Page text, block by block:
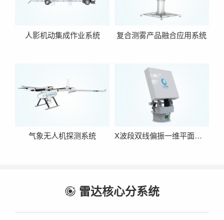
人影机动集成作业系统 复合测雾产品融合应用系统
气象无人机探测系统 X波段双线偏振一维平面相控阵天气雷达
 雷达核心分系统